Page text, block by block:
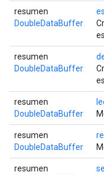
resumen
DoubleDataBuffer
resumen
DoubleDataBuffer
resumen
DoubleDataBuffer
resumen
DoubleDataBuffer
resumen